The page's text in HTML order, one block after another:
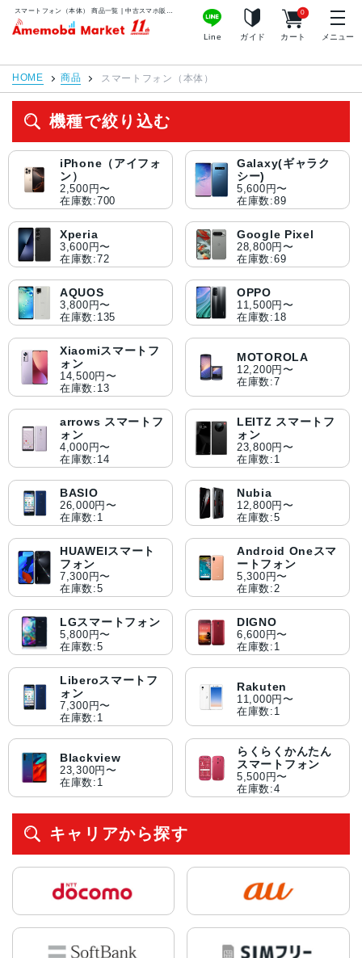
アメモバマーケット
Line ガイド カート
0
メニュー
HOME 商品 スマートフォン（本体）
機種で絞り込む
iPhone（アイフォ
ン）
2,500円〜
在庫数:700
Galaxy(ギャラク
シー)
5,600円〜
在庫数:89
Xperia
3,600円〜
在庫数:72
Google Pixel
28,800円〜
在庫数:69
AQUOS
3,800円〜
在庫数:135
OPPO
11,500円〜
在庫数:18
Xiaomiスマートフ
ォン
14,500円〜
在庫数:13
MOTOROLA
12,200円〜
在庫数:7
arrows スマートフ
ォン
4,000円〜
在庫数:14
LEITZ スマートフ
ォン
23,800円〜
在庫数:1
BASIO
26,000円〜
在庫数:1
Nubia
12,800円〜
在庫数:5
HUAWEIスマート
フォン
7,300円〜
在庫数:5
Android Oneスマ
ートフォン
5,300円〜
在庫数:2
LGスマートフォン
5,800円〜
在庫数:5
DIGNO
6,600円〜
在庫数:1
Liberoスマートフ
ォン
7,300円〜
在庫数:1
Rakuten
11,000円〜
在庫数:1
Blackview
23,300円〜
在庫数:1
らくらくかんたん
スマートフォン
5,500円〜
在庫数:4
キャリアから探す